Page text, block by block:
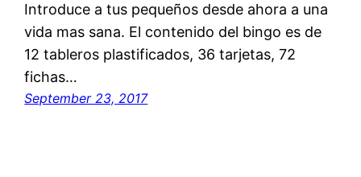
Introduce a tus pequeños desde ahora a una
vida mas sana. El contenido del bingo es de
12 tableros plastificados, 36 tarjetas, 72
fichas…
September 23, 2017